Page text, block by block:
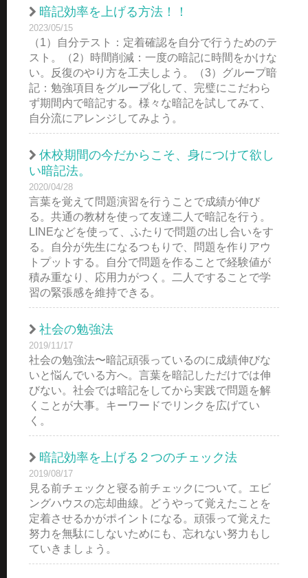
暗記効率を上げる方法！！
2023/05/15
（1）自分テスト：定着確認を自分で行うためのテ
スト。（2）時間削減：一度の暗記に時間をかけな
い。反復のやり方を工夫しよう。（3）グループ暗
記：勉強項目をグループ化して、完璧にこだわら
ず期間内で暗記する。様々な暗記を試してみて、
自分流にアレンジしてみよう。
休校期間の今だからこそ、身につけて欲し
い暗記法。
2020/04/28
言葉を覚えて問題演習を行うことで成績が伸び
る。共通の教材を使って友達二人で暗記を行う。
LINEなどを使って、ふたりで問題の出し合いをす
る。自分が先生になるつもりで、問題を作りアウ
トプットする。自分で問題を作ることで経験値が
積み重なり、応用力がつく。二人ですることで学
習の緊張感を維持できる。
社会の勉強法
2019/11/17
社会の勉強法〜暗記頑張っているのに成績伸びな
いと悩んでいる方へ。言葉を暗記しただけでは伸
びない。社会では暗記をしてから実践で問題を解
くことが大事。キーワードでリンクを広げてい
く。
暗記効率を上げる２つのチェック法
2019/08/17
見る前チェックと寝る前チェックについて。エビ
ングハウスの忘却曲線。どうやって覚えたことを
定着させるかがポイントになる。頑張って覚えた
努力を無駄にしないためにも、忘れない努力もし
ていきましょう。